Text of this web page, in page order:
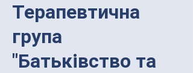
Терапевтична
група
"Батьківство та